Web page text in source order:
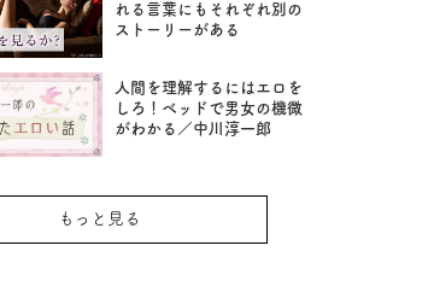
れる言葉にもそれぞれ別の
ストーリーがある
人間を理解するにはエロを
しろ！ベッドで男女の機微
がわかる／中川淳一郎
もっと見る